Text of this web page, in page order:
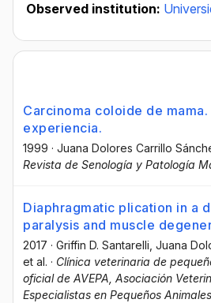
Observed institution:
Carcinoma coloide de mama.
experiencia.
1999 · Juana Dolores Carrillo
Revista de Senología y Patología
Diaphragmatic plication in a
paralysis and muscle
2017 · Griffin D. Santarelli , Juana
et al. · Clínica veterinaria de
oficial de AVEPA, Asociación
Especialistas en Pequeños Animales